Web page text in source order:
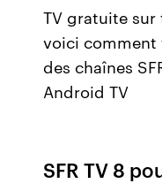
TV gratuite
voici
des chaînes
Android TV
SFR TV 8